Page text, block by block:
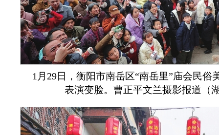
1月29日，衡阳市南岳区“南岳里”庙会民俗
表演变脸。曹正平文兰摄影报道（